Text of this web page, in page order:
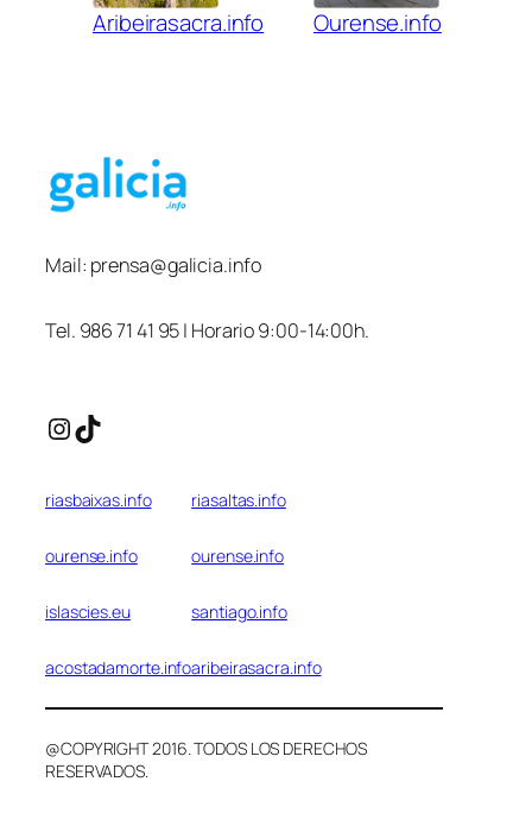
Aribeirasacra.info Ourense.info
Mail: prensa@galicia.info
Tel. 986 71 41 95 | Horario 9:00-14:00h.
Instagram
TikTok
riasbaixas.info riasaltas.info
ourense.info ourense.info
islascies.eu santiago.info
acostadamorte.infoaribeirasacra.info
@COPYRIGHT 2016. TODOS LOS DERECHOS
RESERVADOS.